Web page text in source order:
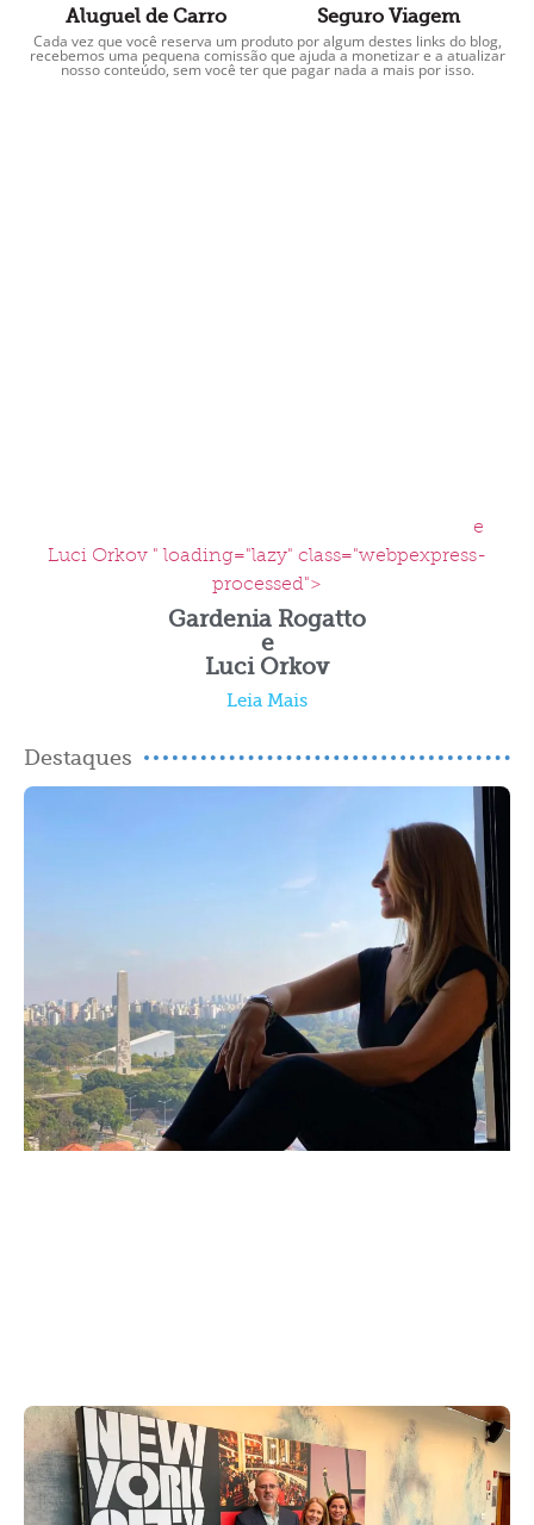
Aluguel de Carro Seguro Viagem
Cada vez que você reserva um produto por algum destes links do blog,
recebemos uma pequena comissão que ajuda a monetizar e a atualizar
nosso conteúdo, sem você ter que pagar nada a mais por isso.
e
Luci Orkov " loading="lazy" class="webpexpress-
processed">
Gardenia Rogatto
e
Luci Orkov
Leia Mais
Destaques